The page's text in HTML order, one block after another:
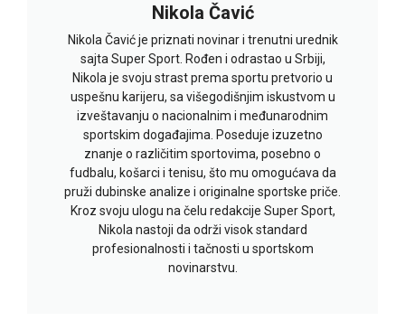
Nikola Čavić
Nikola Čavić je priznati novinar i trenutni urednik
sajta Super Sport. Rođen i odrastao u Srbiji,
Nikola je svoju strast prema sportu pretvorio u
uspešnu karijeru, sa višegodišnjim iskustvom u
izveštavanju o nacionalnim i međunarodnim
sportskim događajima. Poseduje izuzetno
znanje o različitim sportovima, posebno o
fudbalu, košarci i tenisu, što mu omogućava da
pruži dubinske analize i originalne sportske priče.
Kroz svoju ulogu na čelu redakcije Super Sport,
Nikola nastoji da održi visok standard
profesionalnosti i tačnosti u sportskom
novinarstvu.